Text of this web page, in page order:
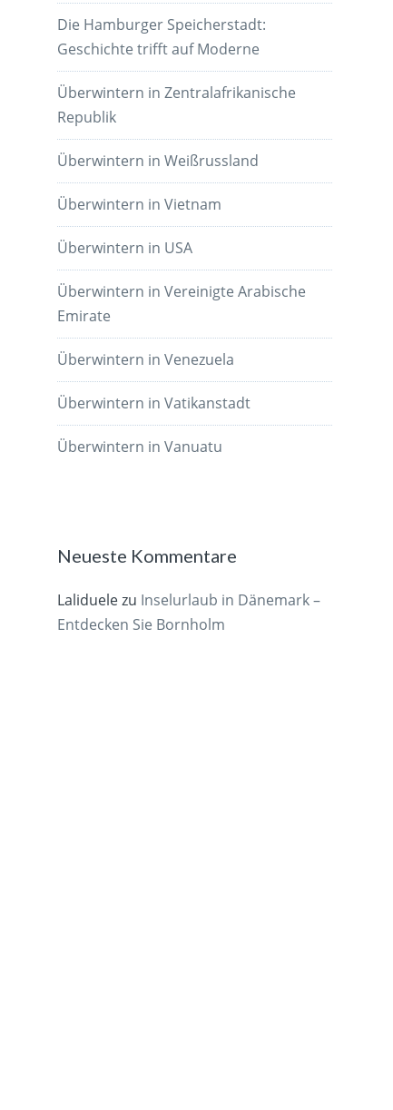
Die Hamburger Speicherstadt:
Geschichte trifft auf Moderne
Überwintern in Zentralafrikanische
Republik
Überwintern in Weißrussland
Überwintern in Vietnam
Überwintern in USA
Überwintern in Vereinigte Arabische
Emirate
Überwintern in Venezuela
Überwintern in Vatikanstadt
Überwintern in Vanuatu
Neueste Kommentare
Laliduelezu Inselurlaub in Dänemark –
Entdecken Sie Bornholm